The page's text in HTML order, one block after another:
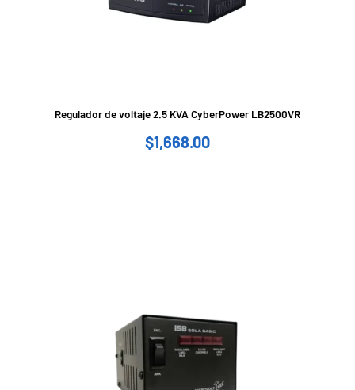
Regulador de voltaje 2.5 KVA CyberPower LB2500VR
$1,668.00